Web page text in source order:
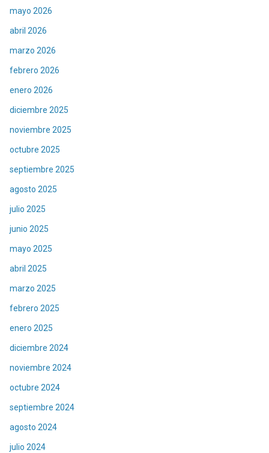
mayo 2026
abril 2026
marzo 2026
febrero 2026
enero 2026
diciembre 2025
noviembre 2025
octubre 2025
septiembre 2025
agosto 2025
julio 2025
junio 2025
mayo 2025
abril 2025
marzo 2025
febrero 2025
enero 2025
diciembre 2024
noviembre 2024
octubre 2024
septiembre 2024
agosto 2024
julio 2024